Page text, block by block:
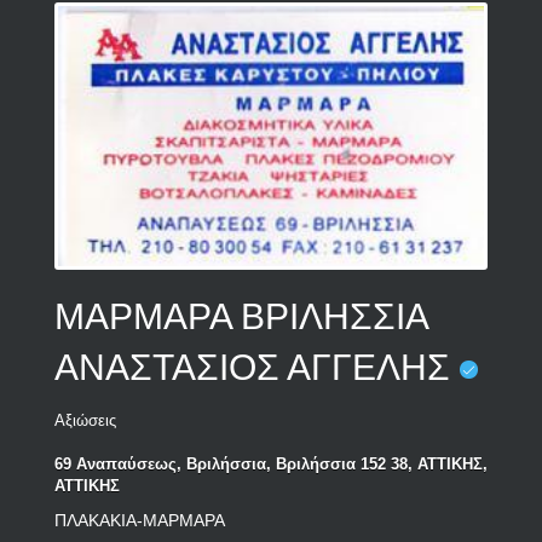
ΜΑΡΜΑΡΑ ΒΡΙΛΗΣΣΙΑ
ΑΝΑΣΤΑΣΙΟΣ ΑΓΓΕΛΗΣ
Αξιώσεις
69 Αναπαύσεως, Βριλήσσια, Βριλήσσια 152 38, ΑΤΤΙΚΗΣ,
ΑΤΤΙΚΗΣ
ΠΛΑΚΑΚΙΑ-ΜΑΡΜΑΡΑ